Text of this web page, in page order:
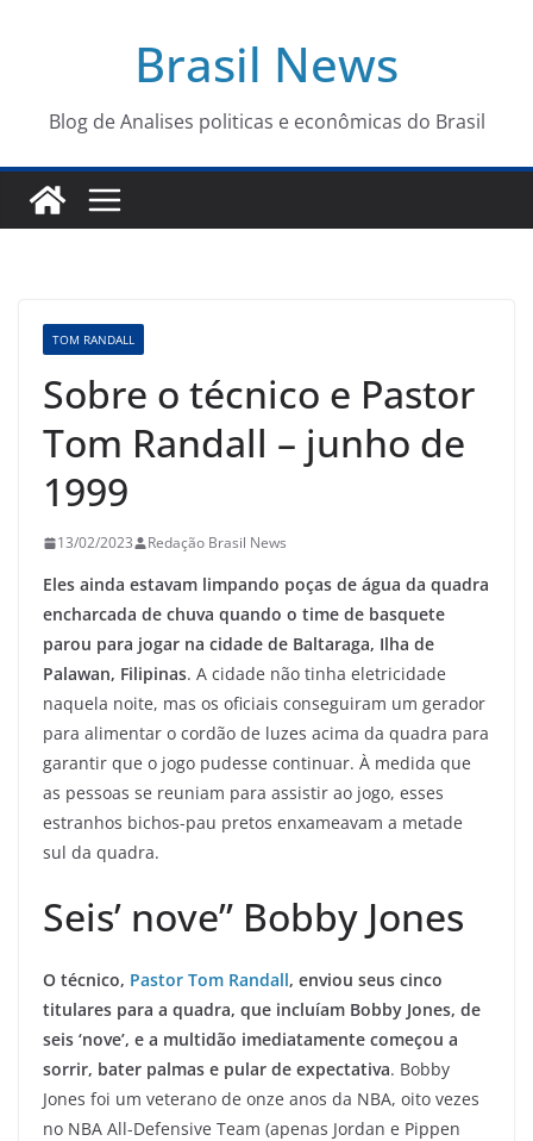
conteúdo
Brasil News
Blog de Analises politicas e econômicas do Brasil
TOM RANDALL
Sobre o técnico e Pastor
Tom Randall – junho de
1999
13/02/2023 Redação Brasil News
Eles ainda estavam limpando poças de água da quadra
encharcada de chuva quando o time de basquete
parou para jogar na cidade de Baltaraga, Ilha de
Palawan, Filipinas. A cidade não tinha eletricidade
naquela noite, mas os oficiais conseguiram um gerador
para alimentar o cordão de luzes acima da quadra para
garantir que o jogo pudesse continuar. À medida que
as pessoas se reuniam para assistir ao jogo, esses
estranhos bichos-pau pretos enxameavam a metade
sul da quadra.
Seis’ nove” Bobby Jones
O técnico, Pastor Tom Randall, enviou seus cinco
titulares para a quadra, que incluíam Bobby Jones, de
seis ‘nove’, e a multidão imediatamente começou a
sorrir, bater palmas e pular de expectativa. Bobby
Jones foi um veterano de onze anos da NBA, oito vezes
no NBA All-Defensive Team (apenas Jordan e Pippen